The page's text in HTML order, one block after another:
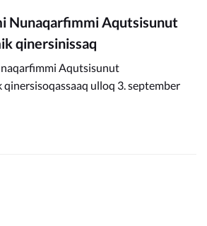
Nunaqarfimmi Aqutsisunut
qinersinissaq
Aqutsisunut
ulloq 3. september